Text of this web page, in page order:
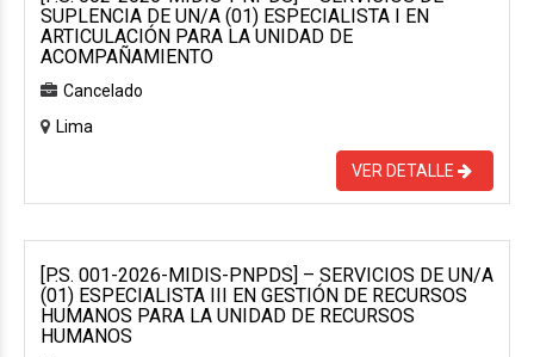
SUPLENCIA DE UN/A (01) ESPECIALISTA I EN
ARTICULACIÓN PARA LA UNIDAD DE
ACOMPAÑAMIENTO
Cancelado
Lima
VER DETALLE
[P.S. 001-2026-MIDIS-PNPDS] – SERVICIOS DE UN/A
(01) ESPECIALISTA III EN GESTIÓN DE RECURSOS
HUMANOS PARA LA UNIDAD DE RECURSOS
HUMANOS